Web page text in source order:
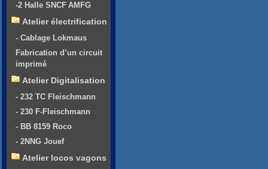
-2 Halle SNCF AMFG
Atelier électrification
- Cablage Lokmaus
Fabrication d’un circuit
imprimé
Atelier Digitalisation
- 232 TC Fleischmann
- 230 F-Fleischmann
- BB 8159 Roco
- 2NNG Jouef
Atelier locos vagons